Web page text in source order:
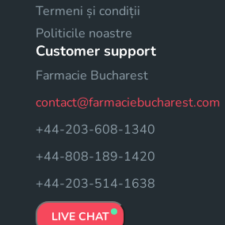
Termeni și condiții
Politicile noastre
Customer support
Farmacie Bucharest
contact@farmaciebucharest.com
+44-203-608-1340
+44-808-189-1420
+44-203-514-1638
LIVE CHAT